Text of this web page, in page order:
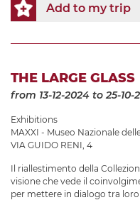
Add to my trip
THE LARGE GLASS
from 13-12-2024 to 25-10-
Exhibitions
MAXXI - Museo Nazionale
VIA GUIDO RENI, 4
Il riallestimento della
visione che vede il
per mettere in dialogo tra